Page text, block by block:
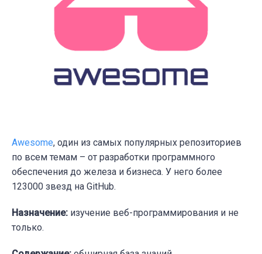
Awesome, один из самых популярных репозиториев
по всем темам – от разработки программного
обеспечения до железа и бизнеса. У него более
123000 звезд на GitHub.
Назначение: изучение веб-программирования и не
только.